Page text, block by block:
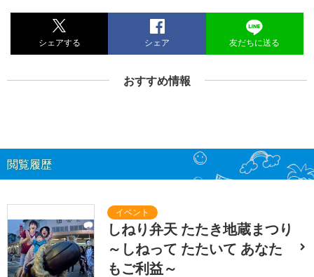
シェアする シェア 友だちに送る
おすすめ情報
閲覧履歴
しねり弁天 たたき地蔵まつり
～しねって たたいて あなた
もご利益～